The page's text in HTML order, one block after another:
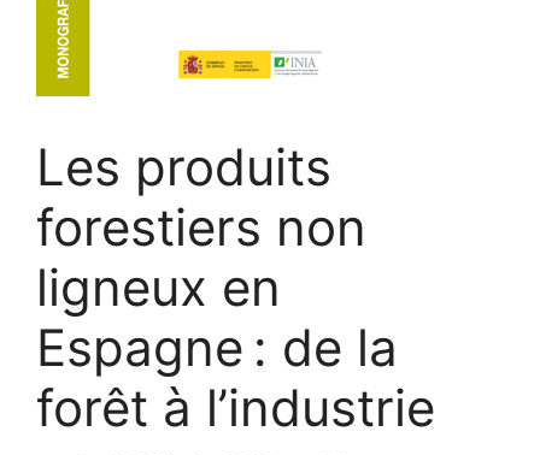
Les produits
forestiers non
ligneux en
Espagne : de la
forêt à l’industrie